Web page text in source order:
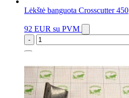
Lėkštė banguota Crosscutter 450
92 EUR su PVM
-